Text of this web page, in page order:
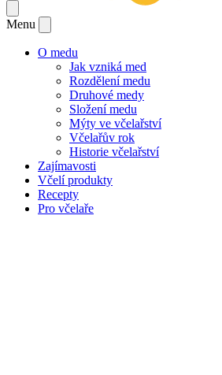
Menu
O medu
Jak vzniká med
Rozdělení medu
Druhové medy
Složení medu
Mýty ve včelařství
Včelařův rok
Historie včelařství
Zajímavosti
Včelí produkty
Recepty
Pro včelaře